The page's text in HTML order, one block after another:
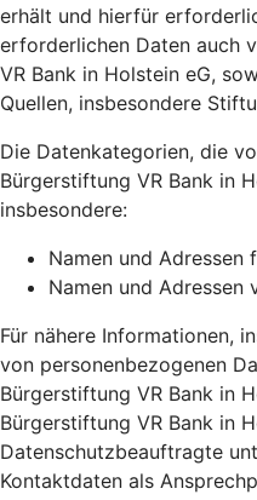
erhält und hierfür
erforderlichen Daten auch
VR Bank in Holstein eG,
Quellen, insbesondere
Die Datenkategorien, die
Bürgerstiftung VR Bank in
insbesondere:
Namen und Adressen
Namen und Adressen
Für nähere Informationen,
von personenbezogenen
Bürgerstiftung VR Bank in
Bürgerstiftung VR Bank in
Datenschutzbeauftragte
Kontaktdaten als